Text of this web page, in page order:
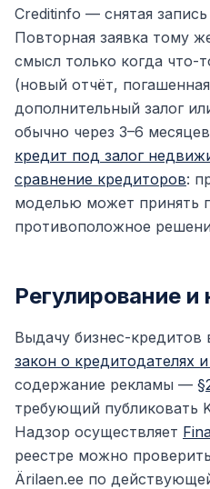
Creditinfo — снятая
Повторная заявка тому
смысл только когда что-
(новый отчёт,
дополнительный залог
обычно через 3–6
кредит под залог
сравнение кредиторов:
моделью может принять
противоположное
Регулирование и
Выдачу бизнес-кредитов
закон о кредитодателях
содержание рекламы —
требующий публиковать
Надзор осуществляет
реестре можно
Ärilaen.ee по